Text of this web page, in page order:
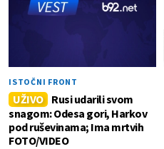
ISTOČNI FRONT
UŽIVO
Rusi udarili svom
snagom: Odesa gori, Harkov
pod ruševinama; Ima mrtvih
FOTO/VIDEO